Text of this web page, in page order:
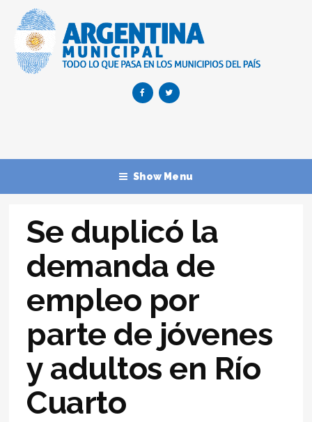
Show Menu
Se duplicó la
demanda de
empleo por
parte de jóvenes
y adultos en Río
Cuarto